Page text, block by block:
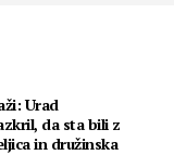
Urad
da sta bili z
in družinska